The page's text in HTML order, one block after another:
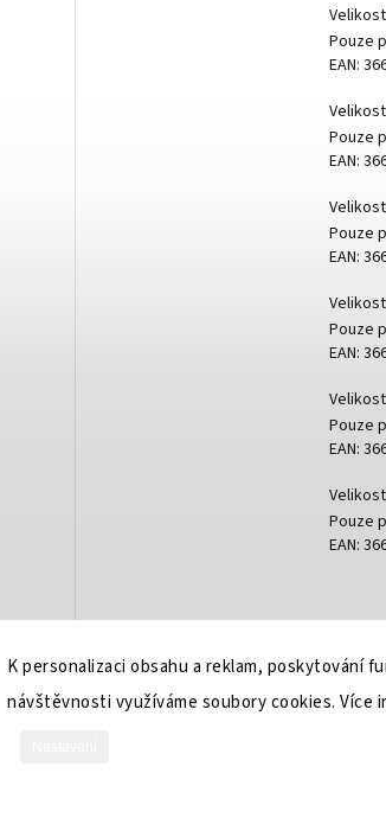
K personalizaci obsahu a reklam, poskytování
návštěvnosti využíváme soubory cookies. Více
Pouze
EAN:
Pouze
EAN:
Pouze
EAN:
Pouze
EAN:
Pouze
EAN:
Pouze
EAN: